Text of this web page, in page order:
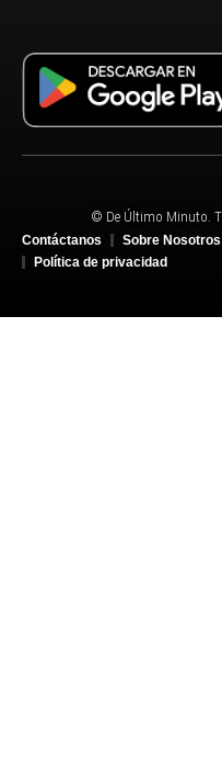
© De Último Minuto.
Contáctanos
Sobre
Política de privacidad